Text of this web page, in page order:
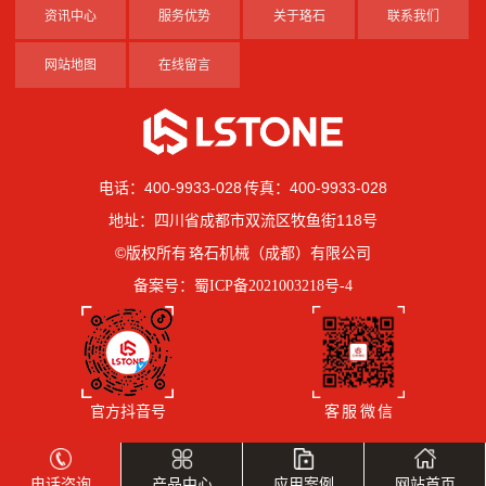
资讯中心 服务优势 关于珞石 联系我们
网站地图 在线留言
电话：400-9933-028 传真：400-9933-028
地址：四川省成都市双流区牧鱼街118号
©版权所有 珞石机械（成都）有限公司
备案号： 蜀ICP备2021003218号-4
官方抖音号 客 服 微 信